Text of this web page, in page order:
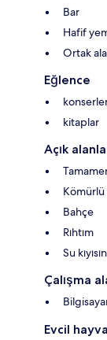
Bar
Hafif
Ortak
Eğlence
kitaplar
Açık
Kömürlü
Bahçe
Rıhtım
Su
Çalışma
Evcil